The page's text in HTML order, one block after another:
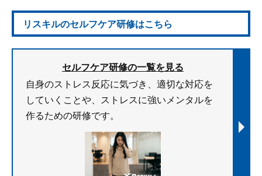
リスキルのセルフケア研修はこちら
セルフケア研修の一覧を見る
自身のストレス反応に気づき、適切な対応を
していくことや、ストレスに強いメンタルを
作るための研修です。